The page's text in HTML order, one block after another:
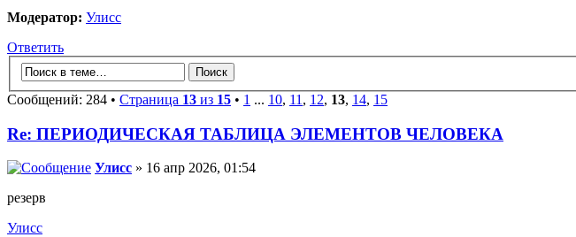
Модератор: Улисс
Ответить
Сообщений: 284 • Страница 13 из 15 • 1 ... 10, 11 , 12, 13, 14, 15
Re: ПЕРИОДИЧЕСКАЯ ТАБЛИЦА ЭЛЕМЕНТОВ ЧЕЛОВЕКА
Улисс » 16 апр 2026, 01:54
резерв
Улисс